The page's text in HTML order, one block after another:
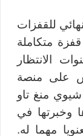
للقفزات
متكاملة
سنوات الانتظار
على منصة
شيوي منغ تاو
وخبرتها في
مهما له.